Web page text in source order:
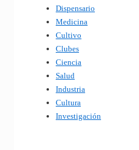
Dispensario
Medicina
Cultivo
Clubes
Ciencia
Salud
Industria
Cultura
Investigación